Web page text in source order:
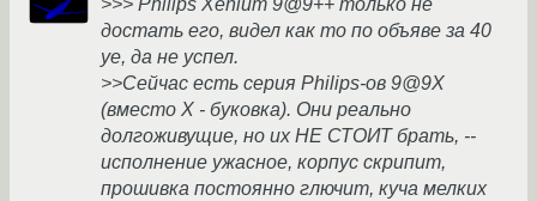
>>> Philips Xenium 9@9++ только не
достать его, видел как то по объяве за 40
уе, да не успел.
>>Сейчас есть серия Philips-ов 9@9X
(вместо X - буковка). Они реально
долгоживущие, но их НЕ СТОИТ брать, --
исполнение ужасное, корпус скрипит,
прошивка постоянно глючит, куча мелких